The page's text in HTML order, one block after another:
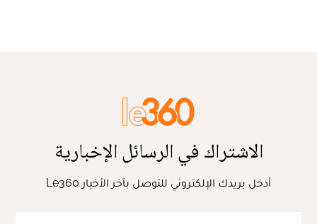
الاشتراك في الرسائل الإخبارية
أدخل بريدك الإلكتروني للتوصل بآخر الأخبار Le360